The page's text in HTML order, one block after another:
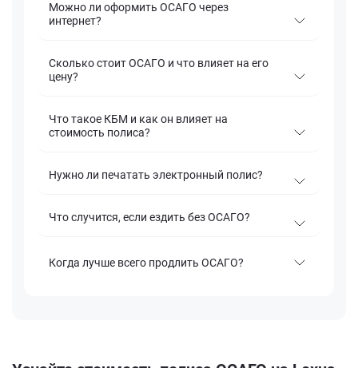
Можно ли оформить ОСАГО через
интернет?
Сколько стоит ОСАГО и что влияет на его
цену?
Что такое КБМ и как он влияет на
стоимость полиса?
Нужно ли печатать электронный полис?
Что случится, если ездить без ОСАГО?
Когда лучше всего продлить ОСАГО?